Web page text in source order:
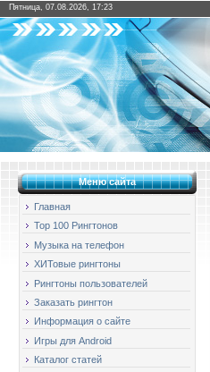
Пятница, 07.08.2026, 17:23
Меню сайта
Главная
Top 100 Рингтонов
Музыка на телефон
ХИТовые рингтоны
Рингтоны пользователей
Заказать рингтон
Информация о сайте
Игры для Android
Каталог статей